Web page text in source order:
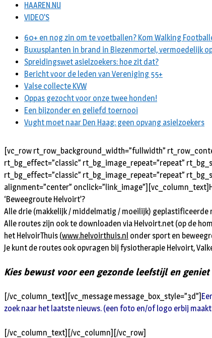
HAAREN.NU
VIDEO’S
60+ en nog zin om te voetballen? Kom Walking
Buxusplanten in brand in Biezenmortel, vermoedelijk
Spreidingswet asielzoekers: hoe zit dat?
Bericht voor de leden van Vereniging 55+
Valse collecte KVW
Oppas gezocht voor onze twee honden!
Een bijzonder en geliefd toernooi
Vught moet naar Den Haag: geen opvang asielzoekers
[vc_row rt_row_background_width=”fullwidth”
rt_bg_effect=”classic” rt_bg_image_repeat=”repeat”
rt_bg_effect=”classic” rt_bg_image_repeat=”repeat”
alignment=”center” onclick=”link_image”][vc_column_text]
‘Beweegroute Helvoirt’?
Alle drie (makkelijk / middelmatig / moeilijk) geplastificeerde
Alle routes zijn ook te downloaden via Helvoirt.net (op de
het HelvoirThuis (www.helvoirthuis.nl onder sport en
Je kunt de routes ook opvragen bij fysiotherapie Helvoirt,
Kies bewust voor een gezonde leefstijl en
[/vc_column_text][vc_message message_box_style=”3d”]
zoek naar het laatste nieuws. (een foto en/of logo erbij
[/vc_column_text][/vc_column][/vc_row]